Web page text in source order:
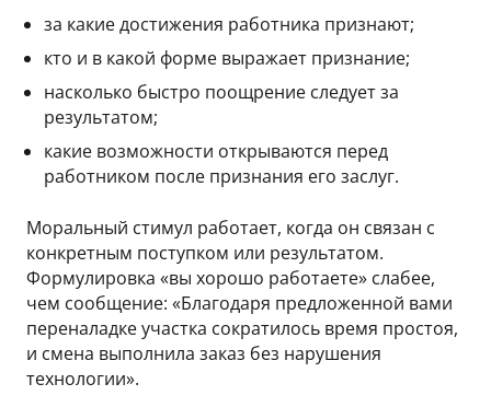
за какие достижения работника признают;
кто и в какой форме выражает признание;
насколько быстро поощрение следует за
результатом;
какие возможности открываются перед
работником после признания его заслуг.
Моральный стимул работает, когда он связан с
конкретным поступком или результатом.
Формулировка «вы хорошо работаете» слабее,
чем сообщение: «Благодаря предложенной вами
переналадке участка сократилось время простоя,
и смена выполнила заказ без нарушения
технологии».